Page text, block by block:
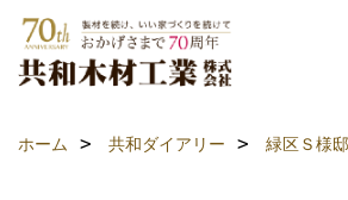
ホーム 共和ダイアリー 緑区Ｓ様